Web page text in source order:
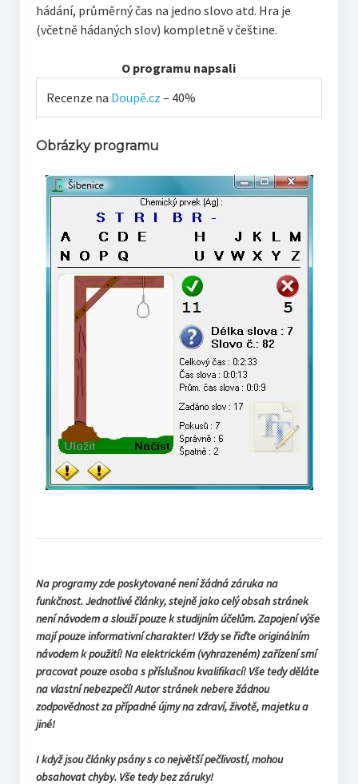
hádání, průměrný čas na jedno slovo atd. Hra je
(včetně hádaných slov) kompletně v češtine.
O programu napsali
Recenze na Doupě.cz – 40%
Obrázky programu
Na programy zde poskytované není žádná záruka na
funkčnost. Jednotlivé články, stejně jako celý obsah stránek
není návodem a slouží pouze k studijním účelům. Zapojení výše
mají pouze informativní charakter! Vždy se řiďte originálním
návodem k použití! Na elektrickém (vyhrazeném) zařízení smí
pracovat pouze osoba s příslušnou kvalifikací! Vše tedy děláte
na vlastní nebezpečí! Autor stránek nebere žádnou
zodpovědnost za případné újmy na zdraví, životě, majetku a
jiné!
I když jsou články psány s co největší pečlivostí, mohou
obsahovat chyby. Vše tedy bez záruky!